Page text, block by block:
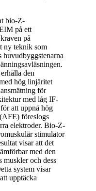
bio-Z-
på ett
på
ny teknik som
huvudbyggstenarna
den
hög linjäritet
för
med låg IF-
att uppnå hög
föreslogs
elektroder. Bio-Z-
stimulator
visar att det
med den
muskler och dess
system visar
upptäcka